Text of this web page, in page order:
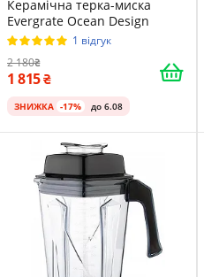
Керамічна терка-миска
Evergrate Ocean Design
1 відгук
2 180
1 815
ЗНИЖКА -17% до 6.08